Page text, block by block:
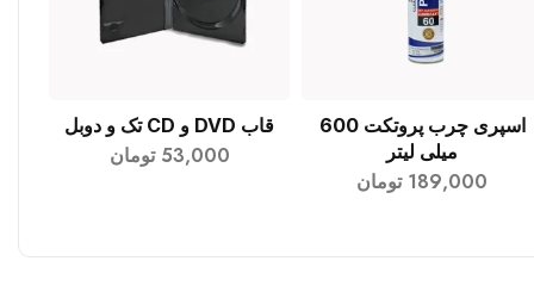
افزودن به سبد خریداسپری چرب پروتکت 600
میلی لیتر
189,000 تومان
افزودن به سبد خرید قاب DVD و CD تک و دوبل
53,000 تومان